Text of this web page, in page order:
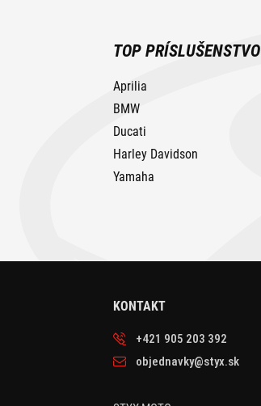
TOP PRÍSLUŠENSTVO
Aprilia
BMW
Ducati
Harley Davidson
Yamaha
KONTAKT
+421 905 203 392
objednavky@styx.sk